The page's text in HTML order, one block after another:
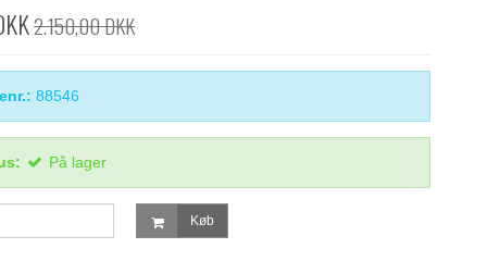
2.150,00 DKK
88546
På lager
Køb